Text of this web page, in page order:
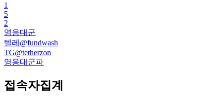
1
5
2
영응대군
텔레@fundwash
TG@tetherzon
영응대군파
접속자집계